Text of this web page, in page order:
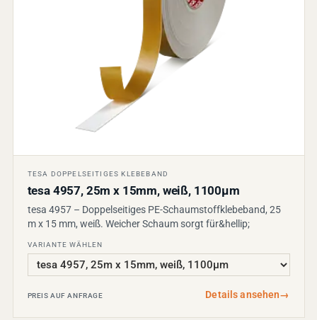
TESA DOPPELSEITIGES KLEBEBAND
tesa 4957, 25m x 15mm, weiß, 1100µm
tesa 4957 – Doppelseitiges PE-Schaumstoffklebeband, 25
m x 15 mm, weiß. Weicher Schaum sorgt für&hellip;
VARIANTE WÄHLEN
PREIS AUF ANFRAGE Details ansehen→